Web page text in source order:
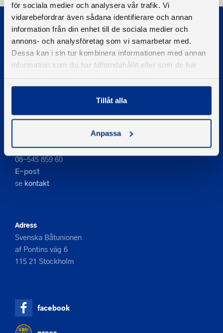
för sociala medier och analysera vår trafik. Vi
vidarebefordrar även sådana identifierare och annan
information från din enhet till de sociala medier och
annons- och analysföretag som vi samarbetar med.
Dessa kan i sin tur kombinera informationen med annan
information som du har tillhandahållit eller som de har
Tillåt alla
Anpassa
Information om cookies
Telefon
08-545 859 60
E-post
se kontakt
Adress
Svenska Båtunionen
af Pontins väg 6
115 21 Stockholm
facebook